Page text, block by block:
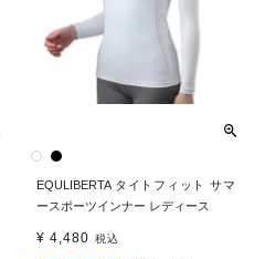
EQULIBERTA タイトフィット サマ
ースポーツインナー レディース
¥ 4,480 税込